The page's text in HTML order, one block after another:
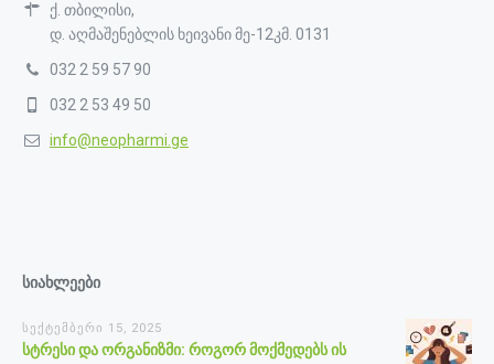
ქ. თბილისი,
დ. აღმაშენებლის ხეივანი მე-12კმ. 0131
032 2 59 57 90
032 2 53 49 50
info@neopharmi.ge
სიახლეები
სექტემბერი 15, 2025
სტრესი და ორგანიზმი: როგორ მოქმედებს ის